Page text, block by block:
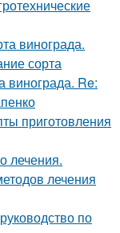
винограда.
сорта
винограда. Re:
приготовления
лечения.
лечения
по